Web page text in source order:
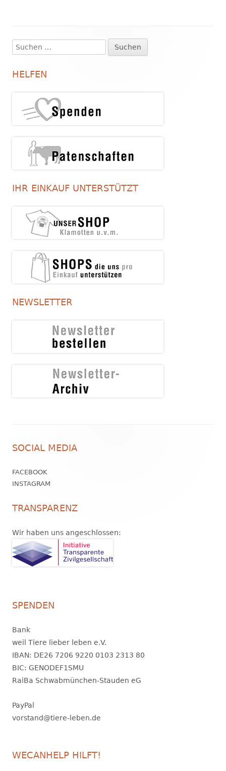
Haupt-
Seitenleiste
Suchen
nach:
HELFEN
IHR EINKAUF UNTERSTÜTZT
NEWSLETTER
Inhalt
SOCIAL MEDIA
FACEBOOK
INSTAGRAM
TRANSPARENZ
Wir haben uns angeschlossen:
SPENDEN
Bank
weil Tiere lieber leben e.V.
IBAN: DE26 7206 9220 0103 2313 80
BIC: GENODEF1SMU
RaiBa Schwabmünchen-Stauden eG
PayPal
vorstand@tiere-leben.de
WECANHELP HILFT!